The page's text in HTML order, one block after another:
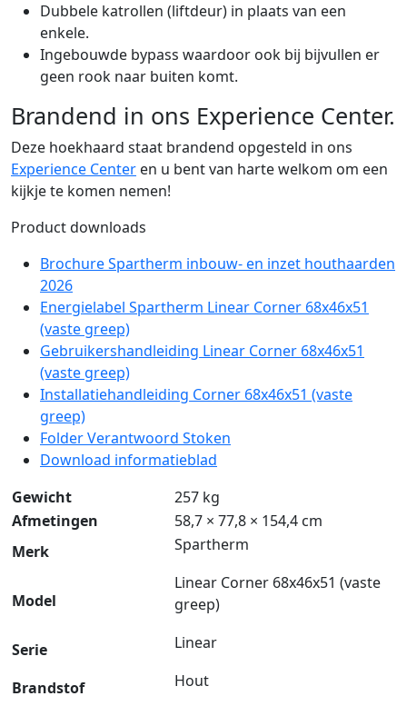
Dubbele katrollen (liftdeur) in plaats van een
enkele.
Ingebouwde bypass waardoor ook bij bijvullen er
geen rook naar buiten komt.
Brandend in ons Experience Center.
Deze hoekhaard staat brandend opgesteld in ons
Experience Center en u bent van harte welkom om een
kijkje te komen nemen!
Product downloads
Brochure Spartherm inbouw- en inzet houthaarden
2026
Energielabel Spartherm Linear Corner 68x46x51
(vaste greep)
Gebruikershandleiding Linear Corner 68x46x51
(vaste greep)
Installatiehandleiding Corner 68x46x51 (vaste
greep)
Folder Verantwoord Stoken
Download informatieblad
Gewicht
257 kg
Afmetingen
58,7 × 77,8 × 154,4 cm
Merk
Spartherm
Model
Linear Corner 68x46x51 (vaste
greep)
Serie Linear
Brandstof Hout